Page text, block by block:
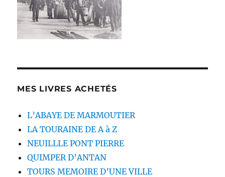
MES LIVRES ACHETÉS
L’ABAYE DE MARMOUTIER
LA TOURAINE DE A à Z
NEUILLLE PONT PIERRE
QUIMPER D’ANTAN
TOURS MEMOIRE D’UNE VILLE